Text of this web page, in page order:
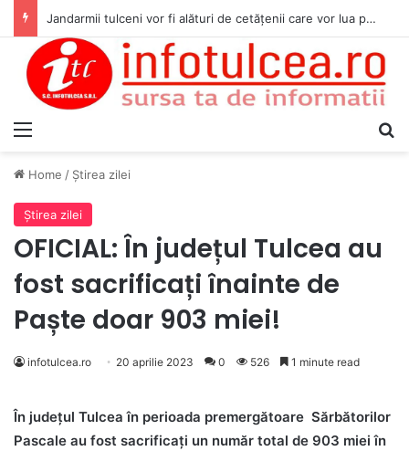
Jandarmii tulceni vor fi alături de cetățenii care vor lua parte la Festivalul Folk Țestos
Home / Ştirea zilei
Ştirea zilei
OFICIAL: În județul Tulcea au
fost sacrificați înainte de
Paște doar 903 miei!
infotulcea.ro 20 aprilie 2023 0 526 1 minute read
În județul Tulcea în perioada premergătoare Sărbătorilor
Pascale au fost sacrificați un număr total de 903 miei în